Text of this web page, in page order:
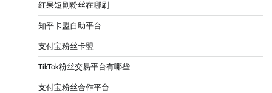
红果短剧粉丝在哪刷
知乎卡盟自助平台
支付宝粉丝卡盟
TikTok粉丝交易平台有哪些
支付宝粉丝合作平台